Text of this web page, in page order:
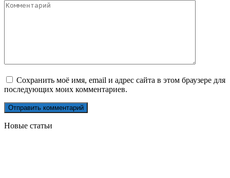
Сохранить моё имя, email и адрес сайта в этом браузере для
последующих моих комментариев.
Новые статьи